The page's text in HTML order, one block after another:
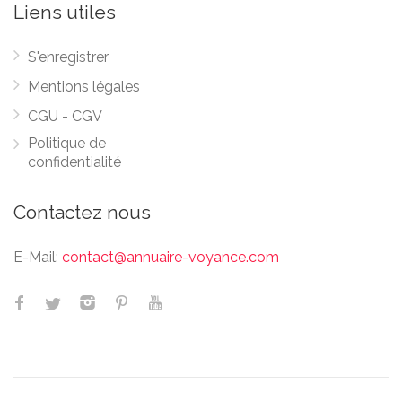
Liens utiles
S'enregistrer
Mentions légales
CGU - CGV
Politique de
confidentialité
Contactez nous
E-Mail: contact@annuaire-voyance.com